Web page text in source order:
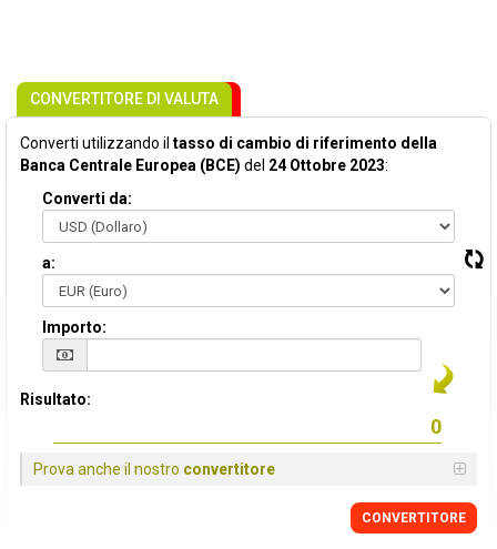
CONVERTITORE DI VALUTA
Converti utilizzando il tasso di cambio di riferimento della
Banca Centrale Europea (BCE) del 24 Ottobre 2023:
Converti da:
a:
Importo:
Risultato:
Prova anche il nostro convertitore
CONVERTITORE